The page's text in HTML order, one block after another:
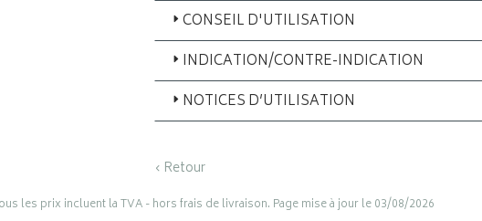
CONSEIL D'UTILISATION
INDICATION/CONTRE-INDICATION
NOTICES D’UTILISATION
‹ Retour
les prix incluent la TVA - hors frais de livraison. Page mise à jour le 03/08/2026